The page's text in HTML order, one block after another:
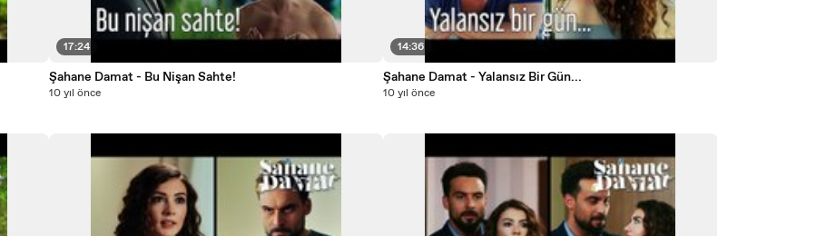
17:24
Şahane Damat - Bu Nişan Sahte!
10 yıl önce
14:36
Şahane Damat - Yalansız Bir Gün...
10 yıl önce